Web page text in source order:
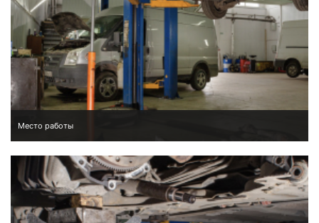
Место работы